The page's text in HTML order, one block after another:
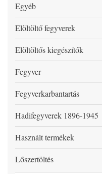
Egyéb
Elöltöltő fegyverek
Elöltöltős kiegészítők
Fegyver
Fegyverkarbantartás
Hadifegyverek 1896-1945
Használt termékek
Lőszertöltés